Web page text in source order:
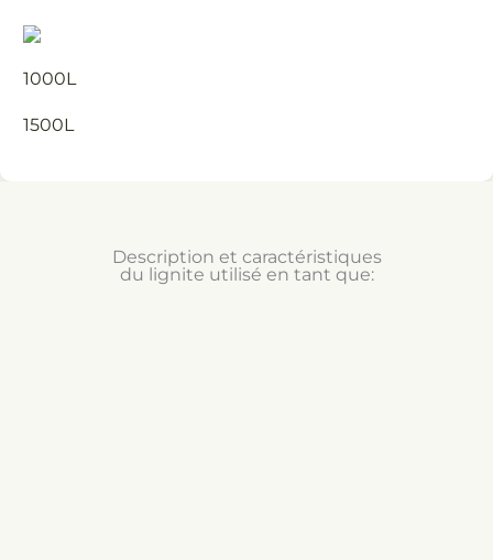
1000L
1500L
Description et caractéristiques
du lignite utilisé en tant que: